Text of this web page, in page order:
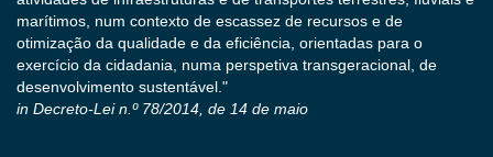
marítimos, num contexto de escassez de recursos e de
otimização da qualidade e da eficiência, orientadas para o
exercício da cidadania, numa perspetiva transgeracional, de
desenvolvimento sustentável."
in Decreto-Lei n.º 78/2014, de 14 de maio